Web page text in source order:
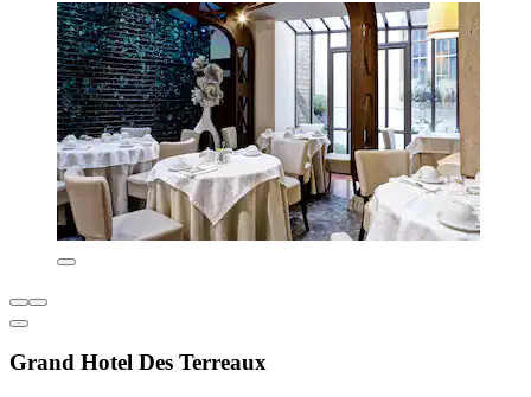
Grand Hotel Des Terreaux